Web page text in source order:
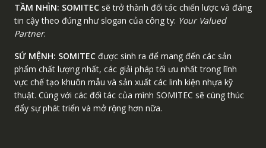
TẦM NHÌN: SOMITECsẽ trở thành đối tác chiến lược và đáng
tin cậy theo đúng như slogan của công ty: Your Valued
Partner.
SỨ MỆNH: SOMITECđược sinh ra để mang đến các sản
phẩm chất lượng nhất, các giải pháp tối ưu nhất trong lĩnh
vực chế tạo khuôn mẫu và sản xuất các linh kiện nhựa kỹ
thuật. Cùng với các đối tác của mình SOMITEC sẽ cùng thúc
đẩy sự phát triển và mở rộng hơn nữa.